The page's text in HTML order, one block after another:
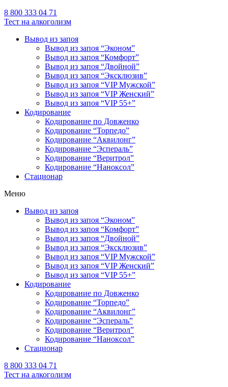
8 800 333 04 71
Тест на алкоголизм
Вывод из запоя
Вывод из запоя “Эконом”
Вывод из запоя “Комфорт”
Вывод из запоя “Двойной”
Вывод из запоя “Эксклюзив”
Вывод из запоя “VIP Мужской”
Вывод из запоя “VIP Женский”
Вывод из запоя “VIP 55+”
Кодирование
Кодирование по Довженко
Кодирование “Торпедо”
Кодирование “Аквилонг”
Кодирование “Эспераль”
Кодирование “Веритрол”
Кодирование “Наноксол”
Стационар
Меню
Вывод из запоя
Вывод из запоя “Эконом”
Вывод из запоя “Комфорт”
Вывод из запоя “Двойной”
Вывод из запоя “Эксклюзив”
Вывод из запоя “VIP Мужской”
Вывод из запоя “VIP Женский”
Вывод из запоя “VIP 55+”
Кодирование
Кодирование по Довженко
Кодирование “Торпедо”
Кодирование “Аквилонг”
Кодирование “Эспераль”
Кодирование “Веритрол”
Кодирование “Наноксол”
Стационар
8 800 333 04 71
Тест на алкоголизм